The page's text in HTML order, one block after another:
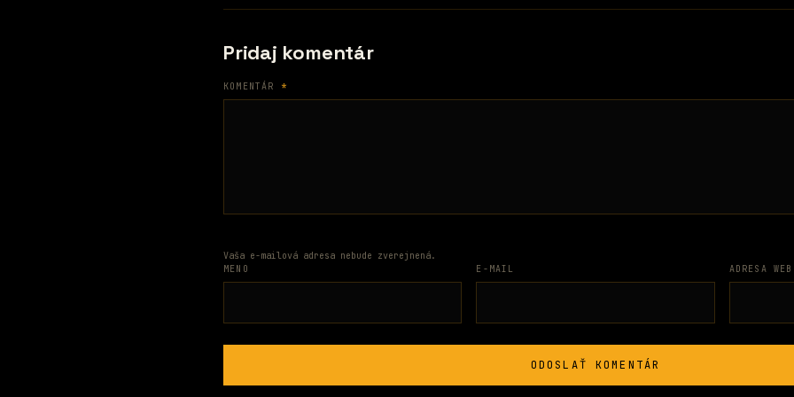
Pridaj komentár
KOMENTÁR *
Vaša e-mailová adresa nebude zverejnená.
MENO
E-MAIL ADRESA